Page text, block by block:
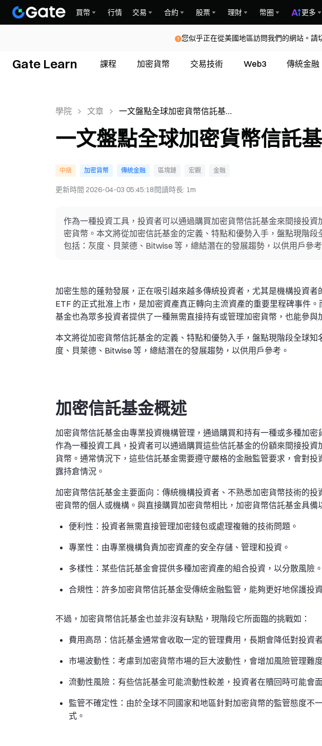
買幣 行情 交易 合約 股票 理財 幣圈 更多
您似乎正在從美國地區訪問我們的網站。請
Gate Learn 課程 加密貨幣 交易技術 Web3 傳統金融
學院 文章
一文盤點全球加密貨幣信託基金
一文盤點全球加密貨幣信託
中級 加密貨幣 傳統金融 區塊鏈 宏觀 金融
更新時間 2026-04-03 05:45:18閱讀時長: 1m
作為一種投資工具，投資者可以通過購買加密貨幣信託基金來間接投
密貨幣。本文將從加密信託基金的定義、特點和優勢入手，盤點現階段
包括：灰度、貝萊德、Bitwise 等，總結潛在的發展趨勢，以供用戶參考
加密生態的蓬勃發展，正在吸引越來越多傳統投資者，尤其是機構投資
ETF 的正式批准上市，是加密資產真正轉向主流資產的重要里程碑事件
基金也為眾多投資者提供了一種無需直接持有或管理加密貨幣，也能參與
本文將從加密貨幣信託基金的定義、特點和優勢入手，盤點現階段全球
度、貝萊德、Bitwise 等，總結潛在的發展趨勢，以供用戶參考。
加密信託基金概述
加密貨幣信託基金由專業投資機構管理，通過購買和持有一種或多種加密
作為一種投資工具，投資者可以通過購買這些信託基金的份額來間接投
貨幣。通常情況下，這些信託基金需要遵守嚴格的金融監管要求，會對
露持倉情況。
加密貨幣信託基金主要面向：傳統機構投資者、不熟悉加密貨幣技術的
密貨幣的個人或機構。與直接購買加密貨幣相比，加密貨幣信託基金具備
便利性：投資者無需直接管理加密錢包或處理複雜的技術問題。
專業性：由專業機構負責加密資產的安全存儲、管理和投資。
多樣性：某些信託基金會提供多種加密資產的組合投資，以分散風險。
合規性：許多加密貨幣信託基金受傳統金融監管，能夠更好地保護投
不過，加密貨幣信託基金也並非沒有缺點，現階段它所面臨的挑戰如：
費用高昂：信託基金通常會收取一定的管理費用，長期會降低對投資
市場波動性：考慮到加密貨幣市場的巨大波動性，會增加風險管理難
流動性風險：有些信託基金可能流動性較差，投資者在贖回時可能會
監管不確定性：由於全球不同國家和地區針對加密貨幣的監管態度不
式。